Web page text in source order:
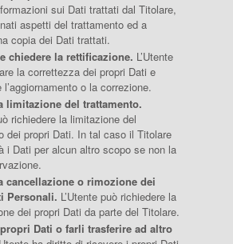
sui Dati trattati dal Titolare,
aspetti del trattamento ed a
copia dei Dati trattati.
chiedere la rettificazione. L’Utente
la correttezza dei propri Dati e
l’aggiornamento o la correzione.
limitazione del trattamento.
richiedere la limitazione del
dei propri Dati. In tal caso il Titolare
i Dati per alcun altro scopo se non la
cancellazione o rimozione dei
Personali. L’Utente può richiedere la
dei propri Dati da parte del Titolare.
Dati o farli trasferire ad altro